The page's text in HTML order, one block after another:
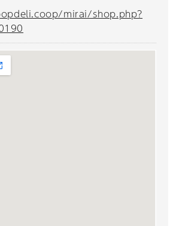
mirai/shop.php?